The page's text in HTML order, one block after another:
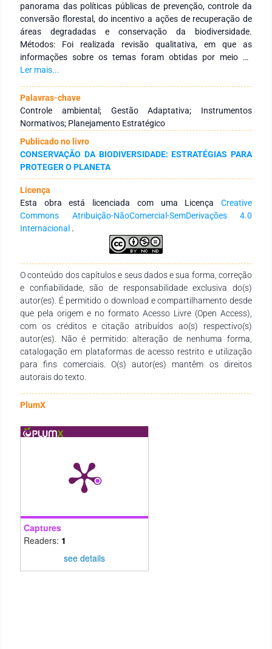
panorama das políticas públicas de prevenção, controle da
conversão florestal, do incentivo a ações de recuperação de
áreas degradadas e conservação da biodiversidade.
Métodos: Foi realizada revisão qualitativa, em que as
informações sobre os temas foram obtidas por meio de
pesquisa em fontes bibliográficas diversas, especialmente a
vista das estratégias que fundamentam as ações de
conservação da cobertura florestal, observando-se os
Padrões Abertos para a Prática da Conservação. Resultados:
Os resultados alcançados abrangeram aspectos históricos e
perspectivas sobre biodiversidade e desflorestamento, além
de examinar a estrutura de gestão, o arcabouço normativo e
as estratégias planejadas para promoção do enfrentamento
ao desmatamento e suas consequências. Conclusão: O
arcabouço de políticas públicas brasileiras vem sendo
construído ao longo do tempo, mas pode ter sua
implementação adaptada e aperfeiçoada, a partir do
estabelecimento de uma visão ampla e sistemática de cada
política ambiental individualmente e em interação entre si.
Ler mais...
Palavras-chave
Controle ambiental; Gestão Adaptativa; Instrumentos
Normativos; Planejamento Estratégico
Publicado no livro
CONSERVAÇÃO DA BIODIVERSIDADE: ESTRATÉGIAS PARA
PROTEGER O PLANETA
Licença
Esta obra está licenciada com uma Licença Creative
Commons Atribuição-NãoComercial-SemDerivações 4.0
Internacional .
O conteúdo dos capítulos e seus dados e sua forma, correção
e confiabilidade, são de responsabilidade exclusiva do(s)
autor(es). É permitido o download e compartilhamento desde
que pela origem e no formato Acesso Livre (Open Access),
com os créditos e citação atribuídos ao(s) respectivo(s)
autor(es). Não é permitido: alteração de nenhuma forma,
catalogação em plataformas de acesso restrito e utilização
para fins comerciais. O(s) autor(es) mantêm os direitos
autorais do texto.
PlumX
Captures
Readers: 1
see details